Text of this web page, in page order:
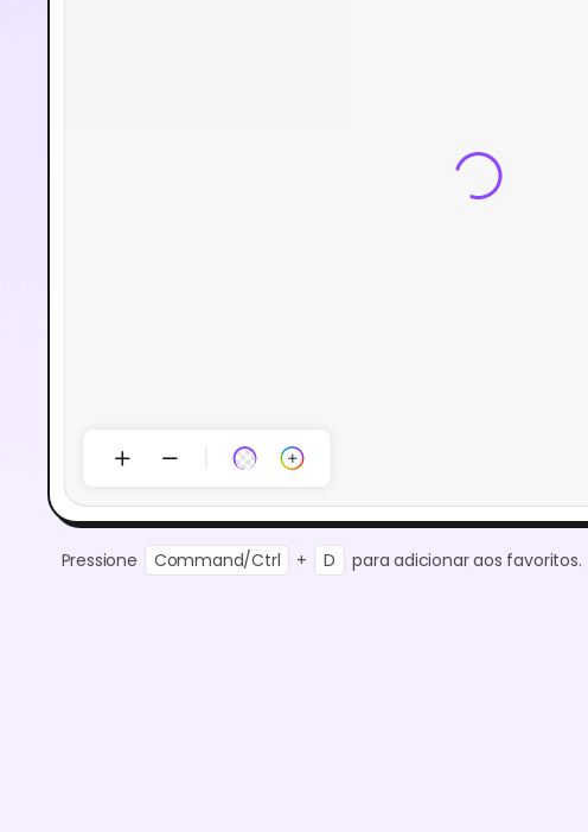
Pressione Command/Ctrl + D para adicionar aos favoritos.